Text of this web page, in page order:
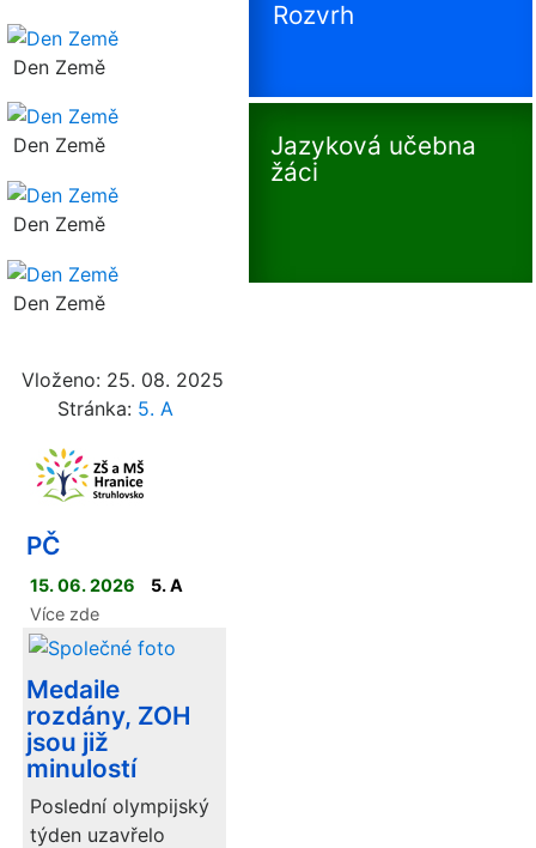
Den Země
Den Země
Den Země
Den Země
Vloženo: 25. 08. 2025
Stránka: 5. A
PČ
15. 06. 2026
5. A
Více zde
Medaile
rozdány, ZOH
jsou již
minulostí
Poslední olympijský
týden uzavřelo
Rozvrh
Jazyková učebna
žáci